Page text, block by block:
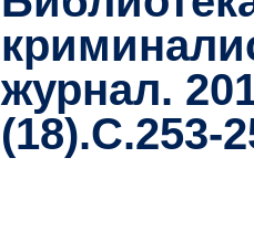
журнал.
(18).С.253-